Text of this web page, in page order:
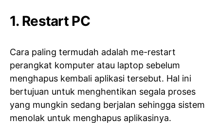
1. Restart PC
Cara paling termudah adalah me-restart
perangkat komputer atau laptop sebelum
menghapus kembali aplikasi tersebut. Hal ini
bertujuan untuk menghentikan segala proses
yang mungkin sedang berjalan sehingga sistem
menolak untuk menghapus aplikasinya.